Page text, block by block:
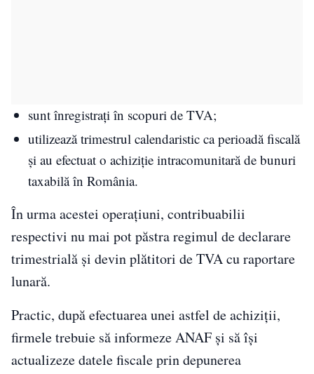
sunt înregistrați în scopuri de TVA;
utilizează trimestrul calendaristic ca perioadă fiscală
și au efectuat o achiziție intracomunitară de bunuri
taxabilă în România.
În urma acestei operațiuni, contribuabilii
respectivi nu mai pot păstra regimul de declarare
trimestrială și devin plătitori de TVA cu raportare
lunară.
Practic, după efectuarea unei astfel de achiziții,
firmele trebuie să informeze ANAF și să își
actualizeze datele fiscale prin depunerea